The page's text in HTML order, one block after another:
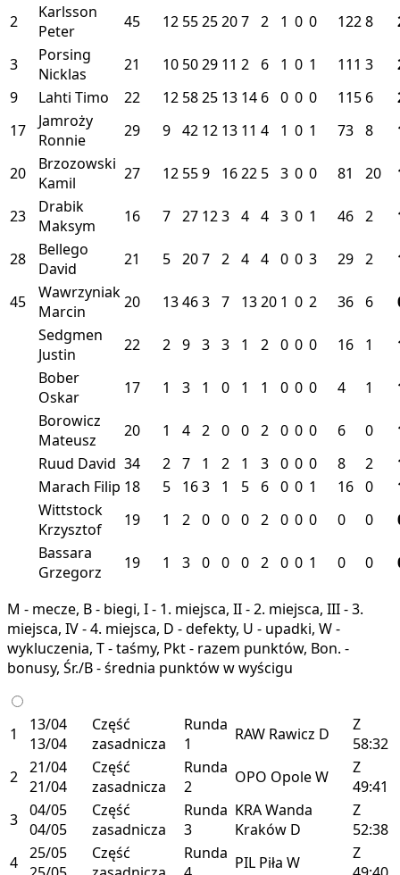
2
Karlsson
Peter
45 12 5525207 2 1 0 0 1228
3
Porsing
Nicklas
21 10 5029 11 2 6 1 0 1 111 3
9
Lahti Timo 22 12 5825 13 14 6 0 0 0 115 6
17
Jamroży
Ronnie
29 9 42 12 13 11 4 1 0 1 73 8
20
Brzozowski
Kamil
27 12 559 1622 5 3 0 0 81 20
23
Drabik
Maksym
16 7 27 123 4 4 3 0 1 46 2
28
Bellego
David
21 5 207 2 4 4 0 0 3 29 2
45
Wawrzyniak
Marcin
20 13463 7 1320 1 0 2 36 6
Sedgmen
Justin
22 2 9 3 3 1 2 0 0 0 16 1
Bober
Oskar
17 1 3 1 0 1 1 0 0 0 4 1
Borowicz
Mateusz
20 1 4 2 0 0 2 0 0 0 6 0
Ruud David 34 2 7 1 2 1 3 0 0 0 8 2
Marach Filip 18 5 163 1 5 6 0 0 1 16 0
Wittstock
Krzysztof
19 1 2 0 0 0 2 0 0 0 0 0
Bassara
Grzegorz
19 1 3 0 0 0 2 0 0 1 0 0
M - mecze, B - biegi, I - 1. miejsca, II - 2. miejsca, III - 3.
miejsca, IV - 4. miejsca, D - defekty, U - upadki, W -
wykluczenia, T - taśmy, Pkt - razem punktów, Bon. -
bonusy, Śr./B - średnia punktów w wyścigu
1
13/04
13/04
Część
zasadnicza
Runda
1
RAW Rawicz D
Z
58:32
2 21/04
21/04
Część
zasadnicza
Runda
2
OPO OpoleW
Z
49:41
3 04/05
04/05
Część
zasadnicza
Runda
3
KRAWanda
Kraków D
Z
52:38
4 25/05
Część
Runda PIL Piła W
Z